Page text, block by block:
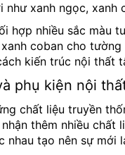
như xanh ngọc,
hợp nhiều sắc màu
coban cho
kiến trúc nội thất
phụ kiện nội
chất liệu truyền
thêm nhiều chất
nhau tạo nên sự mới